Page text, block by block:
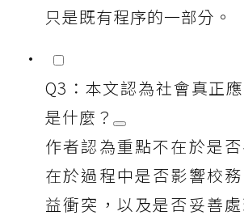
只是既有程序的一部分。
Q3：本文認為社會真正
是什麼？
作者認為重點不在於是
在於過程中是否影響校
益衝突，以及是否妥善